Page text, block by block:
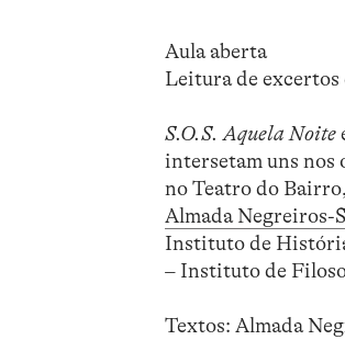
Aula aberta
Leitura de
S.O.S. Aquela Noite
intersetam uns nos
no Teatro do
Almada Negreiros-
Instituto de
– Instituto de
Textos: Almada